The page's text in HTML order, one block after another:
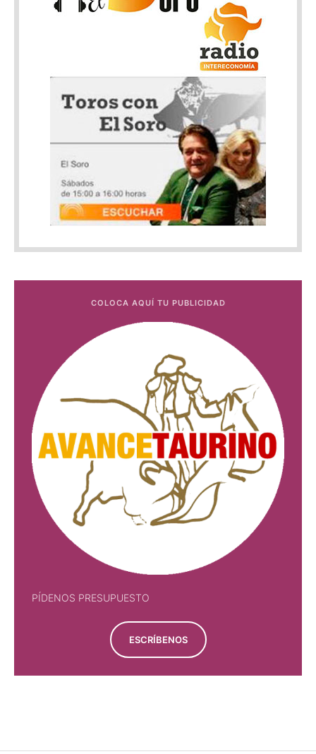
COLOCA AQUÍ TU PUBLICIDAD
PÍDENOS PRESUPUESTO
ESCRÍBENOS